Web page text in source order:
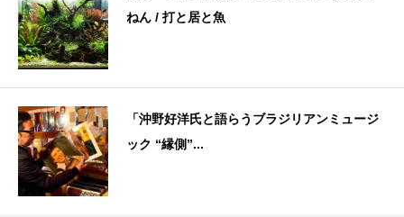
ねん / 打と居と魚
「沖野好洋氏と語らうブラジリアンミュージ
ック “縁側”...